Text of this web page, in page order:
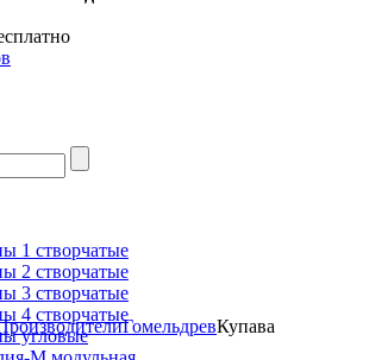
1 створчатые
2 створчатые
3 створчатые
4 створчатые
угловые
ГомельдревКупава